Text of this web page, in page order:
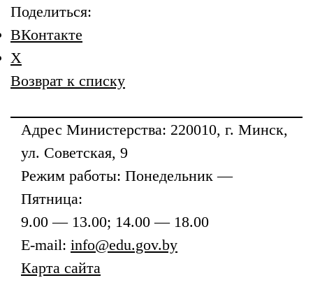
Поделиться:
ВКонтакте
X
Возврат к списку
Адрес Министерства: 220010, г. Минск,
ул. Советская, 9
Режим работы: Понедельник —
Пятница:
9.00 — 13.00; 14.00 — 18.00
E-mail: info@edu.gov.by
Карта сайта